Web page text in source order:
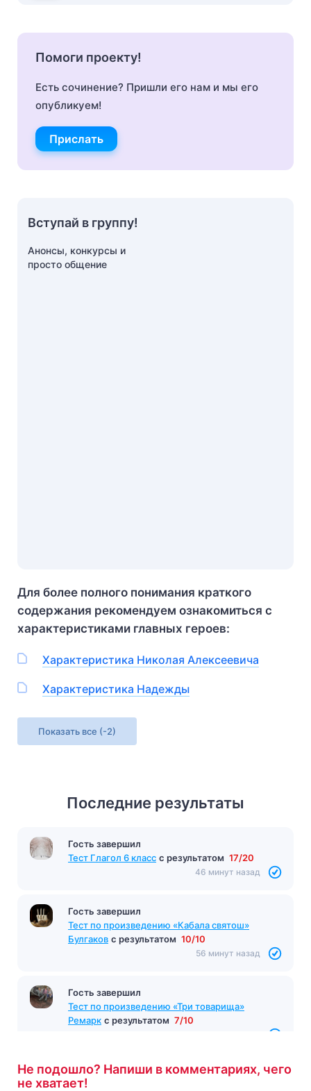
Для более полного понимания краткого
содержания рекомендуем ознакомиться с
характеристиками главных героев:
Характеристика Николая Алексеевича
Характеристика Надежды
Показать все (-2)
Последние результаты
Гость завершил
Тест «Гранатовый браслет» с результатом
Гость завершил
Тест Глагол 6 класс с результатом
46 минут назад
Гость завершил
Тест по произведению «Кабала святош»
Булгаков с результатом 10/10
Не подошло? Напиши в комментариях, чего
не хватает!
Помоги проекту!
Есть сочинение? Пришли его нам и мы его
опубликуем!
Прислать
Вступай в группу!
Анонсы, конкурсы и
просто общение